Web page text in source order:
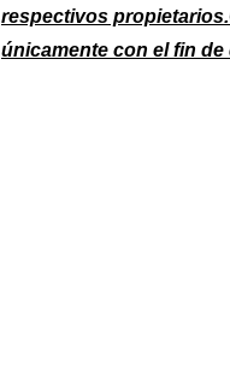
respectivos
únicamente con el fin